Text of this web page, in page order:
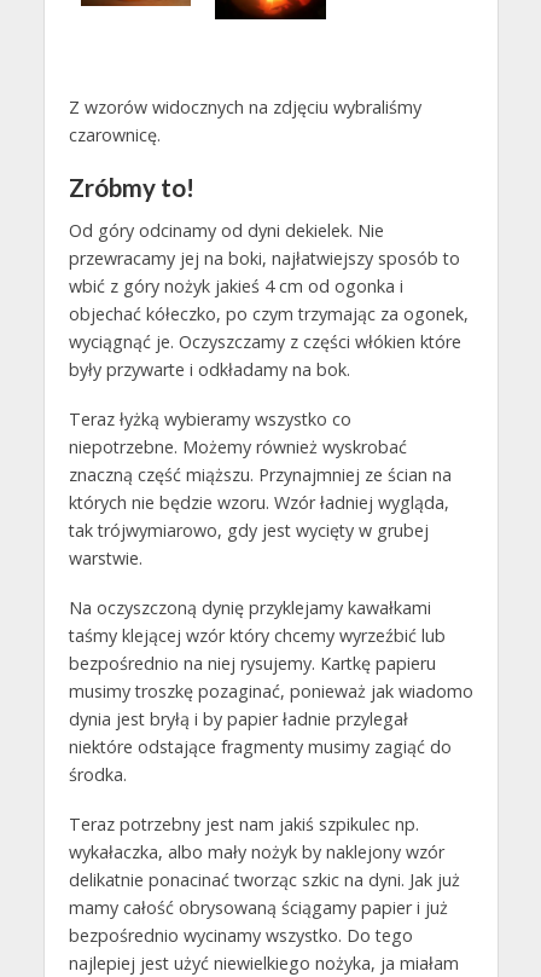
Z wzorów widocznych na zdjęciu wybraliśmy
czarownicę.
Zróbmy to!
Od góry odcinamy od dyni dekielek. Nie
przewracamy jej na boki, najłatwiejszy sposób to
wbić z góry nożyk jakieś 4 cm od ogonka i
objechać kółeczko, po czym trzymając za ogonek,
wyciągnąć je. Oczyszczamy z części włókien które
były przywarte i odkładamy na bok.
Teraz łyżką wybieramy wszystko co
niepotrzebne. Możemy również wyskrobać
znaczną część miąższu. Przynajmniej ze ścian na
których nie będzie wzoru. Wzór ładniej wygląda,
tak trójwymiarowo, gdy jest wycięty w grubej
warstwie.
Na oczyszczoną dynię przyklejamy kawałkami
taśmy klejącej wzór który chcemy wyrzeźbić lub
bezpośrednio na niej rysujemy. Kartkę papieru
musimy troszkę pozaginać, ponieważ jak wiadomo
dynia jest bryłą i by papier ładnie przylegał
niektóre odstające fragmenty musimy zagiąć do
środka.
Teraz potrzebny jest nam jakiś szpikulec np.
wykałaczka, albo mały nożyk by naklejony wzór
delikatnie ponacinać tworząc szkic na dyni. Jak już
mamy całość obrysowaną ściągamy papier i już
bezpośrednio wycinamy wszystko. Do tego
najlepiej jest użyć niewielkiego nożyka, ja miałam